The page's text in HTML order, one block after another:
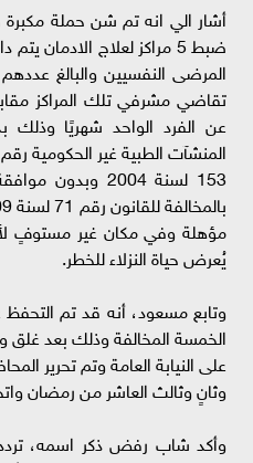
أشار الي انه تم شن حملة
ضبط 5 مراكز لعلاج الادمان
عن الفرد الواحد شهريًا وذلك
153 لسنة 2004
مؤهلة وفي مكان غير مستوفٍ
يُعرض حياة النزلاء للخطر.
وتابع مسعود، أنه قد تم
الخمسة المخالفة وذلك بعد غلق
على النيابة العامة وتم تحرير
وثانٍ وثالث العاشر من رمضان
وأكد شاب رفض ذكر اسمه، تردد